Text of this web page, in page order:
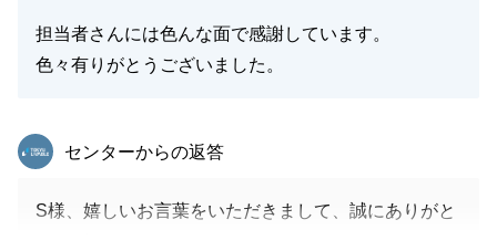
担当者さんには色んな面で感謝しています。
色々有りがとうございました。
東急リバブル
センターからの返答
S様、嬉しいお言葉をいただきまして、誠にありがと